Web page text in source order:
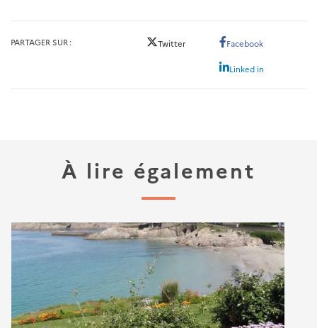
PARTAGER SUR Twitter Facebook
Linked in
À lire également